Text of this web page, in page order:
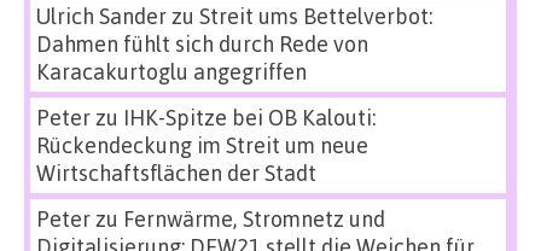
Ulrich Sanderzu Streit ums Bettelverbot:
Dahmen fühlt sich durch Rede von
Karacakurtoglu angegriffen
Peterzu IHK-Spitze bei OB Kalouti:
Rückendeckung im Streit um neue
Wirtschaftsflächen der Stadt
Peterzu Fernwärme, Stromnetz und